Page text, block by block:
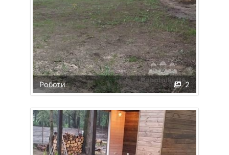
2
Роботи